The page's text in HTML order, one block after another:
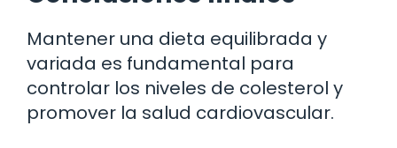
Mantener una dieta equilibrada y
variada es fundamental para
controlar los niveles de colesterol y
promover la salud cardiovascular.